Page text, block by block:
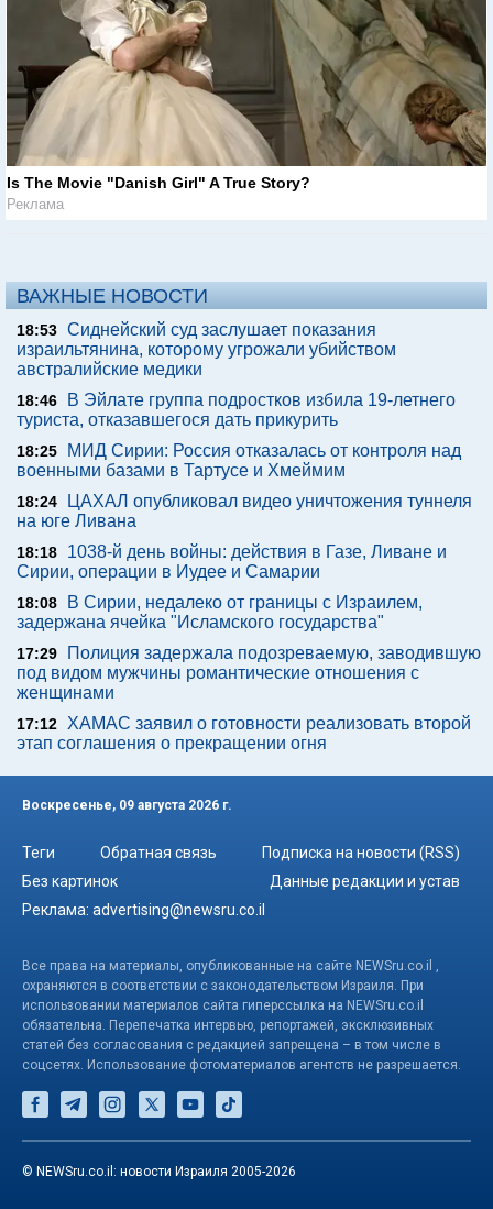
Is The Movie "Danish Girl" A True Story?
Реклама
ВАЖНЫЕ НОВОСТИ
18:53 Сиднейский суд заслушает показания
израильтянина, которому угрожали убийством
австралийские медики
18:46
В Эйлате группа подростков избила 19-летнего
туриста, отказавшегося дать прикурить
18:25
МИД Сирии: Россия отказалась от контроля над
военными базами в Тартусе и Хмеймим
18:24
ЦАХАЛ опубликовал видео уничтожения туннеля
на юге Ливана
18:18
1038-й день войны: действия в Газе, Ливане и
Сирии, операции в Иудее и Самарии
18:08
В Сирии, недалеко от границы с Израилем,
задержана ячейка "Исламского государства"
17:29
Полиция задержала подозреваемую, заводившую
под видом мужчины романтические отношения с
женщинами
17:12 ХАМАС заявил о готовности реализовать второй
этап соглашения о прекращении огня
Воскресенье, 09 августа 2026 г.
Теги Обратная связь
Подписка на новости (RSS)
Без картинок
Данные редакции и устав
Реклама: advertising@newsru.co.il
Все права на материалы, опубликованные на сайте NEWSru.co.il ,
охраняются в соответствии с законодательством Израиля. При
использовании материалов сайта гиперссылка на NEWSru.co.il
обязательна. Перепечатка интервью, репортажей, эксклюзивных
статей без согласования с редакцией запрещена – в том числе в
соцсетях. Использование фотоматериалов агентств не разрешается.
© NEWSru.co.il: новости Израиля 2005-2026